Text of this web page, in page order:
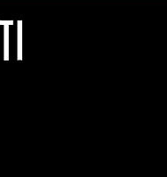
YouTubessa
Lahti RSS-feed